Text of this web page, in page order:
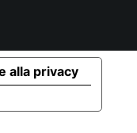
alla privacy